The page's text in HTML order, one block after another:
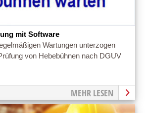
mit Software
Wartungen unterzogen
von Hebebühnen nach DGUV
MEHR LESEN